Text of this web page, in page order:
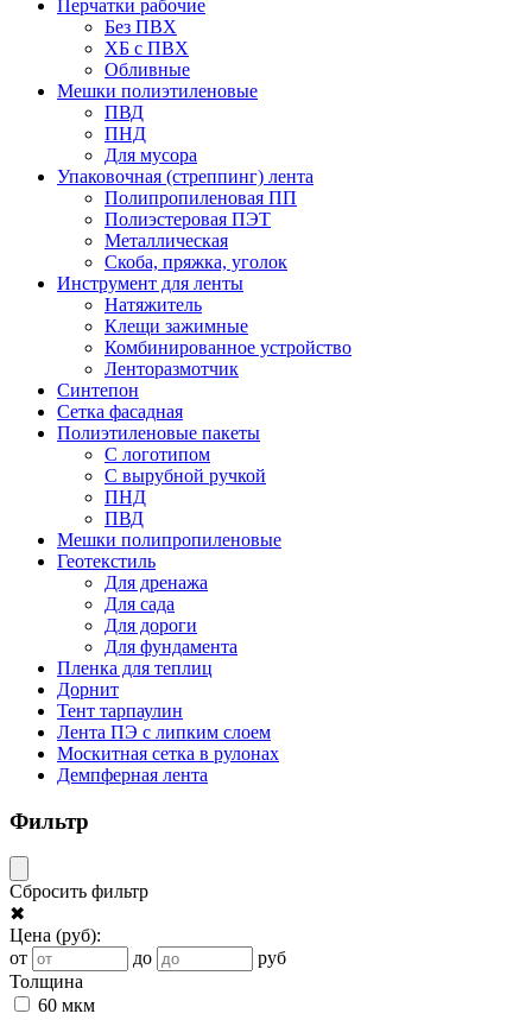
Перчатки рабочие
Без ПВХ
ХБ с ПВХ
Обливные
Мешки полиэтиленовые
ПВД
ПНД
Для мусора
Упаковочная (стреппинг) лента
Полипропиленовая ПП
Полиэстеровая ПЭТ
Металлическая
Скоба, пряжка, уголок
Инструмент для ленты
Натяжитель
Клещи зажимные
Комбинированное устройство
Ленторазмотчик
Синтепон
Сетка фасадная
Полиэтиленовые пакеты
С логотипом
С вырубной ручкой
ПНД
ПВД
Мешки полипропиленовые
Геотекстиль
Для дренажа
Для сада
Для дороги
Для фундамента
Пленка для теплиц
Дорнит
Тент тарпаулин
Лента ПЭ с липким слоем
Москитная сетка в рулонах
Демпферная лента
Фильтр
Сбросить фильтр
✖
Цена (руб):
от
до
руб
Толщина
60 мкм